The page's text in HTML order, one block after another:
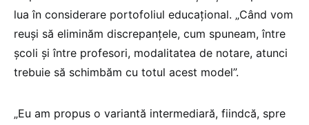
lua în considerare portofoliul educațional. „Când vom
reuși să eliminăm discrepanțele, cum spuneam, între
școli și între profesori, modalitatea de notare, atunci
trebuie să schimbăm cu totul acest model”.
„Eu am propus o variantă intermediară, fiindcă, spre